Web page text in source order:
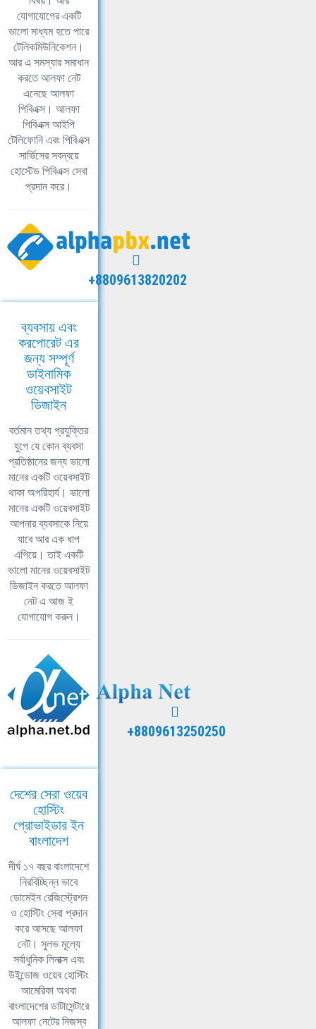
যোগাযোগের একটি
ভালো মাধ্যম হতে পারে
টেলিকমিউনিকেশন।
আর এ সমস্যার সমাধান
করতে আলফা নেট
এনেছে আলফা
পিবিএক্স। আলফা
পিবিএক্স আইপি
টেলিফোনি এবং পিবিএক্স
সার্ভিসের সবন্বয়ে
হোস্টেড পিবিএক্স সেবা
প্রদান করে।
+8809613820202
ব্যবসায় এবং
করপোরেট এর
জন্য সম্পূর্ণ
ডাইনামিক
ওয়েবসাইট
ডিজাইন
বর্তমান তথ্য প্রযুক্তির
যুগে যে কোন ব্যবসা
প্রতিষ্ঠানের জন্য ভালো
মানের একটি ওয়েবসাইট
থাকা অপরিহার্য। ভালো
মানের একটি ওয়েবসাইট
আপনার ব্যবসাকে নিয়ে
যাবে আর এক ধাপ
এগিয়ে। তাই একটি
ভালো মানের ওয়েবসাইট
ডিজাইন করতে আলফা
নেট এ আজ ই
যোগাযোগ করুন।
+8809613250250
দেশের সেরা ওয়েব
হোস্টিং
প্রোভাইডার ইন
বাংলাদেশ
দীর্ঘ ১৭ বছর বাংলাদেশে
নিরবিচ্ছিন্ন ভাবে
ডোমেইন রেজিস্ট্রেশন
ও হোস্টিং সেবা প্রদান
করে আসছে আলফা
নেট। সুলভ মূল্যে
সর্বাধুনিক লিনাক্স এবং
উইন্ডোজ ওয়েব হোস্টিং
আমেরিকা অথবা
বাংলাদেশের ডাটাসেন্টারে
আলফা নেটের নিজস্ব